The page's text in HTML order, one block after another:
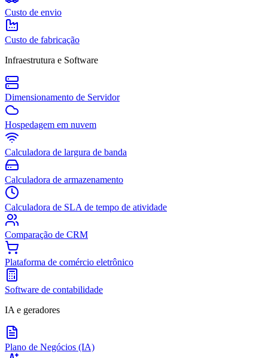
Custo de envio
Custo de fabricação
Infraestrutura e Software
Dimensionamento de Servidor
Hospedagem em nuvem
Calculadora de largura de banda
Calculadora de armazenamento
Calculadora de SLA de tempo de atividade
Comparação de CRM
Plataforma de comércio eletrônico
Software de contabilidade
IA e geradores
Plano de Negócios (IA)